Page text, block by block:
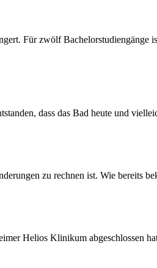
Für zwölf Bachelorstudiengänge
dass das Bad heute und
zu rechnen ist. Wie bereits
Helios Klinikum abgeschlossen